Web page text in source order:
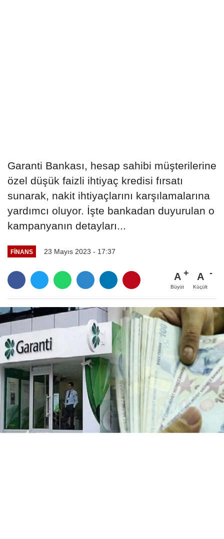
Garanti Bankası, hesap sahibi müşterilerine
özel düşük faizli ihtiyaç kredisi fırsatı
sunarak, nakit ihtiyaçlarını karşılamalarına
yardımcı oluyor. İşte bankadan duyurulan o
kampanyanın detayları...
FINANS 23 Mayıs 2023 - 17:37
A
Büyüt
A
Küçült